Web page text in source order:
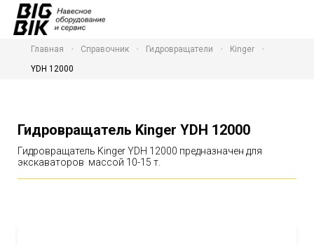
Главная Справочник Гидровращатели
Kinger
YDH 12000
Гидровращатель Kinger YDH 12000
Гидровращатель Kinger YDH 12000 предназначен для
экскаваторов массой 10-15 т.